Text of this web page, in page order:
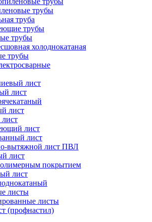
трубы
труба
трубы
трубы
холоднокатаная
трубы
лист
лист
лист
лист
лист
вытяжной лист ПВЛ
лист
покрытием
лист
листы
листы
(профнастил)